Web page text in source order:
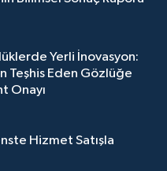
Yerli İnovasyon:
Teşhis Eden Gözlüğe
Onayı
Hizmet Satışla